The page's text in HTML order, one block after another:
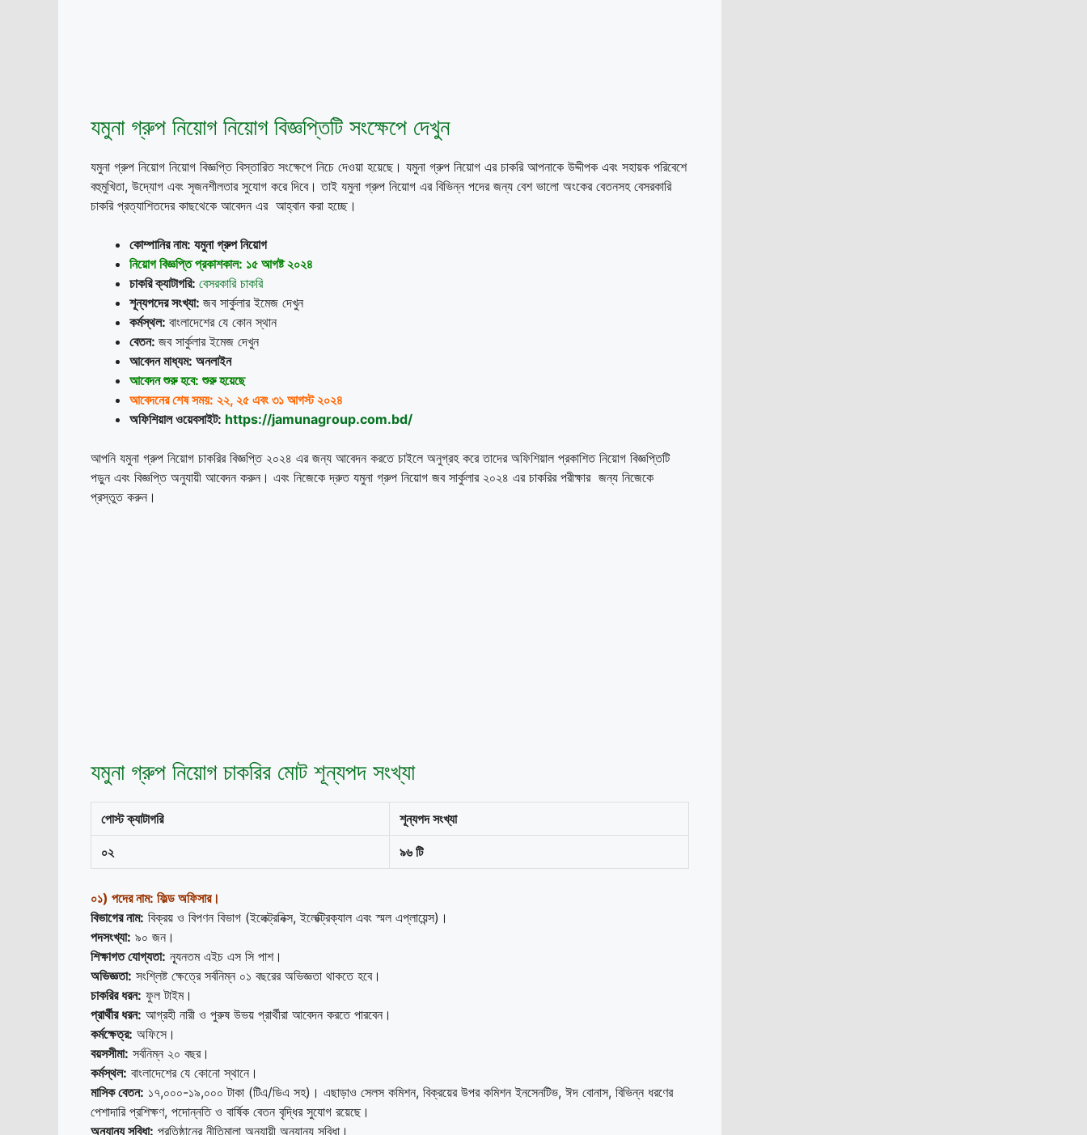
যমুনা গ্রুপ নিয়োগ নিয়োগ বিজ্ঞপ্তিটি সংক্ষেপে দেখুন
যমুনা গ্রুপ নিয়োগ নিয়োগ বিজ্ঞপ্তি বিস্তারিত সংক্ষেপে নিচে দেওয়া হয়েছে। যমুনা গ্রুপ নিয়োগ এর চাকরি আপনাকে উদ্দীপক এবং সহায়ক পরিবেশে
বহুমুখিতা, উদ্যোগ এবং সৃজনশীলতার সুযোগ করে দিবে। তাই যমুনা গ্রুপ নিয়োগ এর বিভিন্ন পদের জন্য বেশ ভালো অংকের বেতনসহ বেসরকারি
চাকরি প্রত্যাশিতদের কাছথেকে আবেদন এর আহ্বান করা হচ্ছে।
কোম্পানির নাম: যমুনা গ্রুপ নিয়োগ
নিয়োগ বিজ্ঞপ্তি প্রকাশকাল: ১৫ আগষ্ট ২০২৪
চাকরি ক্যাটাগরি: বেসরকারি চাকরি
শূন্যপদের সংখ্যা: জব সার্কুলার ইমেজ দেখুন
কর্মস্থল: বাংলাদেশের যে কোন স্থান
বেতন: জব সার্কুলার ইমেজ দেখুন
আবেদন মাধ্যম: অনলাইন
আবেদন শুরু হবে: শুরু হয়েছে
আবেদনের শেষ সময়: ২২, ২৫ এবং ৩১ আগস্ট ২০২৪
অফিশিয়াল ওয়েবসাইট: https://jamunagroup.com.bd/
আপনি যমুনা গ্রুপ নিয়োগ চাকরির বিজ্ঞপ্তি ২০২৪ এর জন্য আবেদন করতে চাইলে অনুগ্রহ করে তাদের অফিশিয়াল প্রকাশিত নিয়োগ বিজ্ঞপ্তিটি
পড়ুন এবং বিজ্ঞপ্তি অনুযায়ী আবেদন করুন। এবং নিজেকে দ্রুত যমুনা গ্রুপ নিয়োগ জব সার্কুলার ২০২৪ এর চাকরির পরীক্ষার জন্য নিজেকে
প্রস্তুত করুন।
যমুনা গ্রুপ নিয়োগ চাকরির মোট শূন্যপদ সংখ্যা
পোস্ট ক্যাটাগরি শূন্যপদ সংখ্যা
০২ ৯৬ টি
০১) পদের নাম: ফিল্ড অফিসার।
বিভাগের নাম: বিক্রয় ও বিপণন বিভাগ (ইলেক্ট্রনিক্স, ইলেক্ট্রিক্যাল এবং স্মল এপ্লায়েন্স)।
পদসংখ্যা: ৯০ জন।
শিক্ষাগত যোগ্যতা: ন্যূনতম এইচ এস সি পাশ।
অভিজ্ঞতা: সংশ্লিষ্ট ক্ষেত্রে সর্বনিম্ন ০১ বছরের অভিজ্ঞতা থাকতে হবে।
চাকরির ধরন: ফুল টাইম।
প্রার্থীর ধরন: আগ্রহী নারী ও পুরুষ উভয় প্রার্থীরা আবেদন করতে পারবেন।
কর্মক্ষেত্র: অফিসে।
বয়সসীমা: সর্বনিম্ন ২০ বছর।
কর্মস্থল: বাংলাদেশের যে কোনো স্থানে।
মাসিক বেতন: ১৭,০০০-১৯,০০০ টাকা (টিএ/ডিএ সহ)। এছাড়াও সেলস কমিশন, বিক্রয়ের উপর কমিশন ইনসেনটিভ, ঈদ বোনাস, বিভিন্ন ধরণের
পেশাদারি প্রশিক্ষণ, পদোন্নতি ও বার্ষিক বেতন বৃদ্ধির সুযোগ রয়েছে।
অন্যান্য সুবিধা: প্রতিষ্ঠানের নীতিমালা অনুযায়ী অন্যান্য সুবিধা।